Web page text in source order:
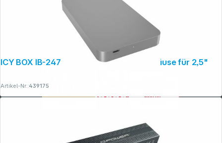
ICY BOX IB-247-C31 USB 3.1 Type-C Gehäuse für 2,5"
Artikel-Nr.:439175